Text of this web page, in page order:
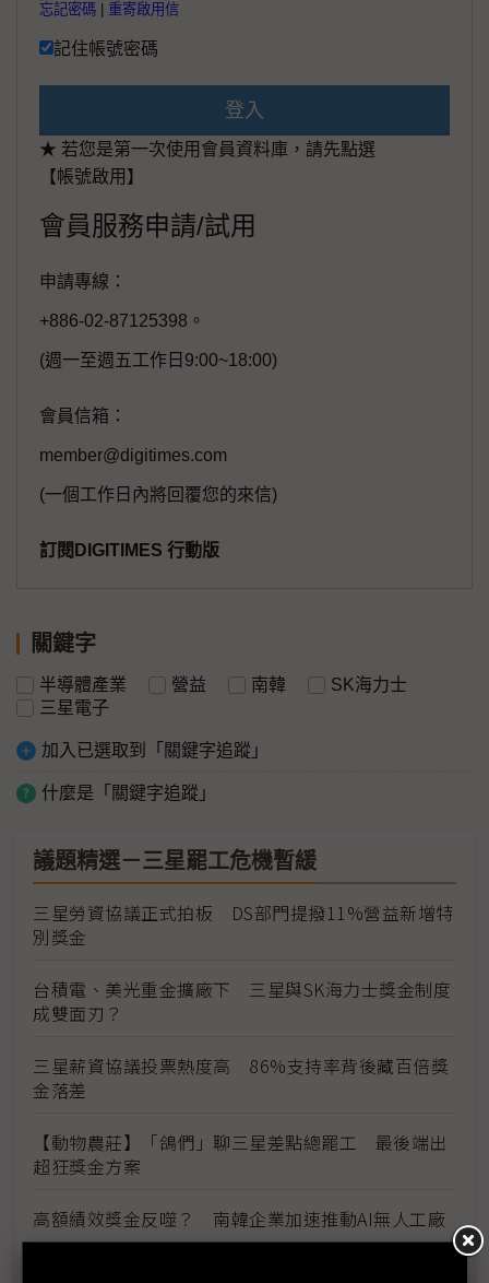
忘記密碼 重寄啟用信
記住帳號密碼
登入
★ 若您是第一次使用會員資料庫，請先點選
【帳號啟用】
會員服務申請/試用
申請專線：
+886-02-87125398。
(週一至週五工作日9:00~18:00)
會員信箱：
member@digitimes.com
(一個工作日內將回覆您的來信)
訂閱DIGITIMES 行動版
關鍵字
半導體產業 營益 南韓
SK海力士
三星電子
加入已選取到「關鍵字追蹤」
什麼是「關鍵字追蹤」
議題精選－三星罷工危機暫緩
三星勞資協議正式拍板 DS部門提撥11%營益新增特
別獎金
台積電、美光重金擴廠下 三星與SK海力士獎金制度
成雙面刃？
三星薪資協議投票熱度高 86%支持率背後藏百倍獎
金落差
【動物農莊】「鴿們」聊三星差點總罷工 最後端出
超狂獎金方案
高額績效獎金反噬？ 南韓企業加速推動AI無人工廠